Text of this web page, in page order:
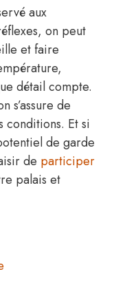
aux
on peut
et faire
détail compte.
s’assure de
conditions. Et si
de garde
de participer
palais et